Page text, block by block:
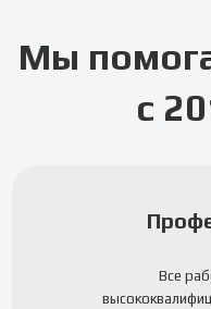
Мы
с
Все